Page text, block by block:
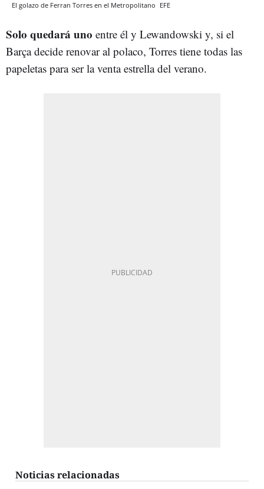
El golazo de Ferran Torres en el Metropolitano EFE
Solo quedará uno entre él y Lewandowski y, si el
Barça decide renovar al polaco, Torres tiene todas las
papeletas para ser la venta estrella del verano.
Noticias relacionadas